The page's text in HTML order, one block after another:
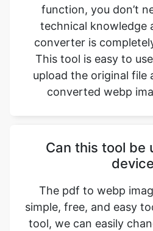
This tool is easy to
upload the original file
converted webp
Can this tool be
The pdf to webp
simple, free, and easy
This tool is accessible
internet and may be
Our main aim is to